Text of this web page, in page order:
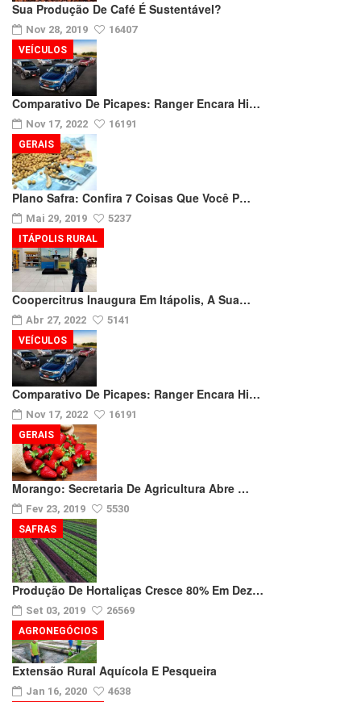
Sua Produção De Café É Sustentável?
Nov 28, 2019 16407
Comparativo De Picapes: Ranger Encara Hi…
Nov 17, 2022 16191
VEÍCULOS
Plano Safra: Confira 7 Coisas Que Você P…
Mai 29, 2019 5237
GERAIS
Coopercitrus Inaugura Em Itápolis, A Sua…
Abr 27, 2022 5141
ITÁPOLIS RURAL
Comparativo De Picapes: Ranger Encara Hi…
Nov 17, 2022 16191
VEÍCULOS
Morango: Secretaria De Agricultura Abre …
Fev 23, 2019 5530
GERAIS
Produção De Hortaliças Cresce 80% Em Dez…
Set 03, 2019 26569
SAFRAS
Extensão Rural Aquícola E Pesqueira
Jan 16, 2020 4638
AGRONEGÓCIOS